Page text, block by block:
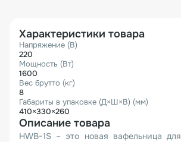
Характеристики товара
Напряжение (В)
220
Мощность (Вт)
1600
Вес брутто (кг)
8
Габариты в упаковке (Д×Ш×В) (мм)
410×330×260
Описание товара
HWB-1S – это новая вафельница